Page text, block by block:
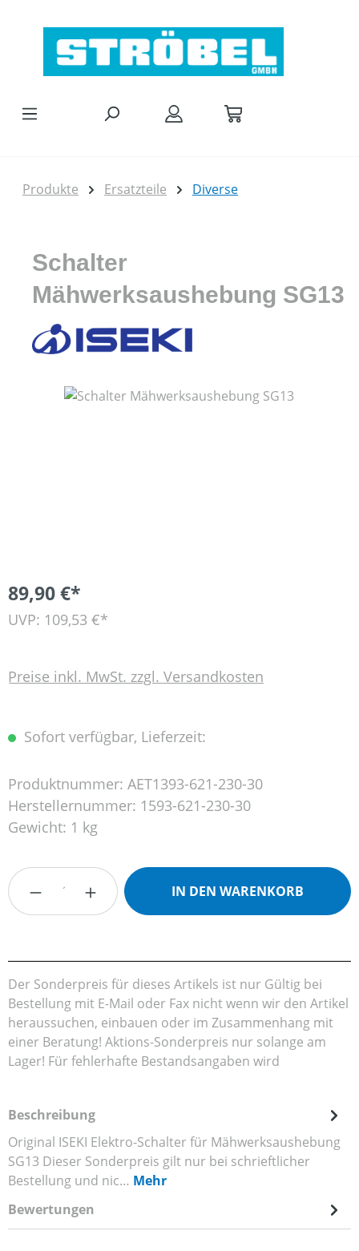
Produkte Ersatzteile Diverse
Schalter
Mähwerksaushebung SG13
Bildergalerie überspringen
89,90 €*
UVP: 109,53 €*
Preise inkl. MwSt. zzgl. Versandkosten
Sofort verfügbar, Lieferzeit:
Produktnummer: AET1393-621-230-30
Herstellernummer: 1593-621-230-30
Gewicht: 1 kg
Produkt Anzahl: Gib den gewünschten
IN DEN WARENKORB
Der Sonderpreis für dieses Artikels ist nur Gültig bei
Bestellung mit E-Mail oder Fax nicht wenn wir den Artikel
heraussuchen, einbauen oder im Zusammenhang mit
einer Beratung! Aktions-Sonderpreis nur solange am
Lager! Für fehlerhafte Bestandsangaben wird
Beschreibung
Original ISEKI Elektro-Schalter für Mähwerksaushebung
SG13 Dieser Sonderpreis gilt nur bei schrieftlicher
Bestellung und nic… Mehr
Bewertungen